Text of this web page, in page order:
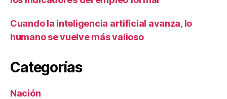
Cuando la inteligencia artificial avanza, lo
humano se vuelve más valioso
Categorías
Nación